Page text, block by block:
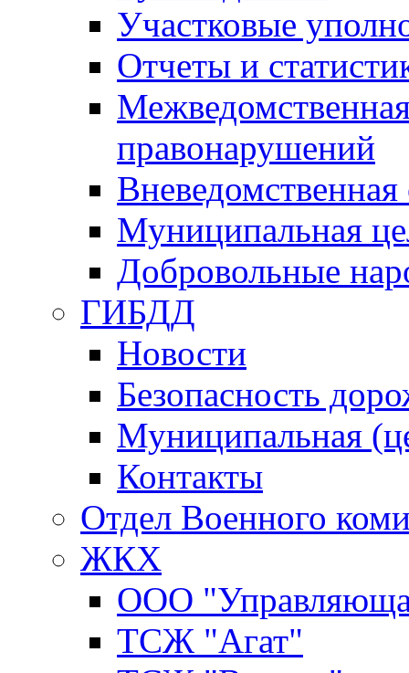
Участковые
Отчеты и
правонарушений
Вневедомственная
Муниципальная
Добровольные
ГИБДД
Новости
Безопасность
Муниципальная
Контакты
Отдел Военного
ЖКХ
ООО
ТСЖ "Агат"